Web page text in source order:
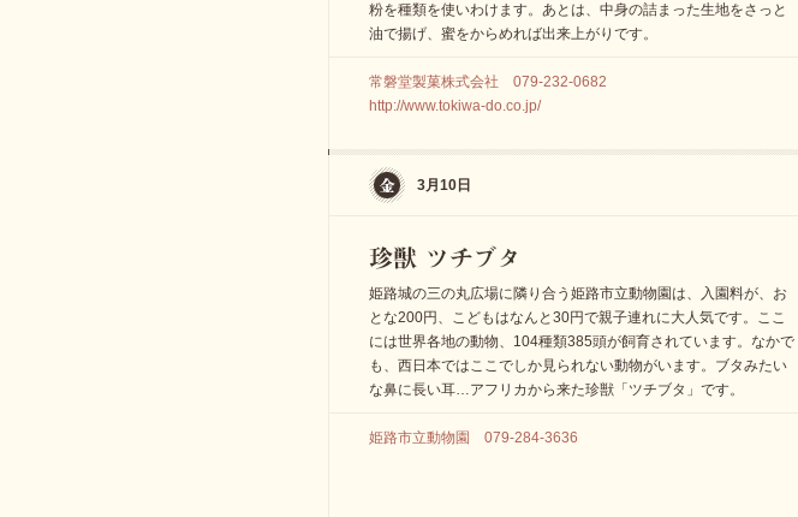
粉を種類を使いわけます。あとは、中身の詰まった生地をさっと
油で揚げ、蜜をからめれば出来上がりです。
常磐堂製菓株式会社 079-232-0682
http://www.tokiwa-do.co.jp/
3月10日
姫路城の三の丸広場に隣り合う姫路市立動物園は、入園料が、お
とな200円、こどもはなんと30円で親子連れに大人気です。ここ
には世界各地の動物、104種類385頭が飼育されています。なかで
も、西日本ではここでしか見られない動物がいます。ブタみたい
な鼻に長い耳…アフリカから来た珍獣「ツチブタ」です。
姫路市立動物園 079-284-3636